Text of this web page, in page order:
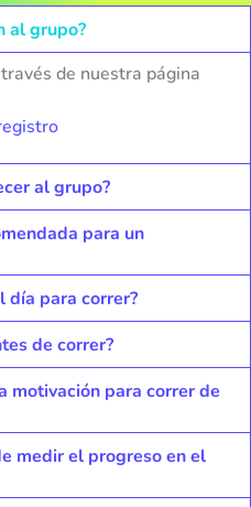
al grupo?
de nuestra página
al grupo?
para un
día para correr?
de correr?
motivación para correr de
medir el progreso en el